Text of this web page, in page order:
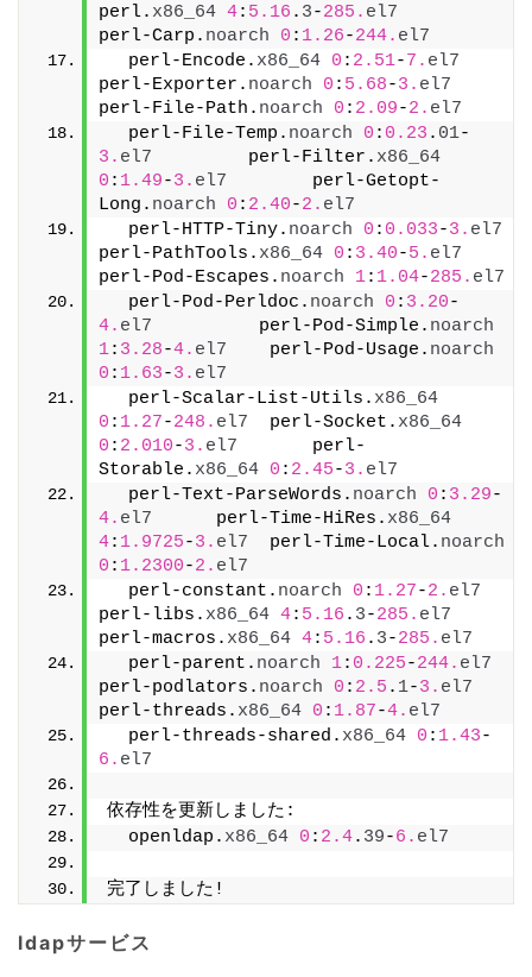
perl. x86_64 4: 5.16 . 3-285. el7
perl-Carp. noarch 0 : 1.26-244. el7
  perl-Encode.
x86_64 0 : 2.51-7. el7
perl-Exporter. noarch 0 : 5.68-3. el7
perl-File-Path. noarch 0 : 2.09-2. el7
  perl-File-Temp.
noarch 0 : 0.23 . 01-
3. el7
         perl-Filter.
x86_64
0 : 1.49-3. el7
        perl-Getopt-
Long. noarch 0 : 2.40-2. el7
  perl-HTTP-Tiny.
noarch 0 : 0.033-3. el7
perl-PathTools. x86_64 0 : 3.40-5. el7
perl-Pod-Escapes. noarch 1: 1.04-285. el7
  perl-Pod-Perldoc.
noarch 0 : 3.20-
4. el7
          perl-Pod-Simple.
noarch
1: 3.28-4. el7
    perl-Pod-Usage.
noarch
0 : 1.63-3. el7
  perl-Scalar-List-Utils.
x86_64
0 : 1.27-248. el7
  perl-Socket.
x86_64
0 : 2.010-3. el7
       perl-
Storable. x86_64 0 : 2.45-3. el7
  perl-Text-ParseWords.
noarch 0 : 3.29-
4. el7
      perl-Time-HiRes.
x86_64
4: 1.9725-3. el7
  perl-Time-Local.
noarch
0 : 1.2300-2. el7
  perl-constant.
noarch 0 : 1.27-2. el7
perl-libs. x86_64 4: 5.16 . 3-285. el7
perl-macros. x86_64 4: 5.16 . 3-285. el7
  perl-parent.
noarch 1: 0.225-244. el7
perl-podlators. noarch 0 : 2.5 . 1-3. el7
perl-threads. x86_64 0 : 1.87-4. el7
  perl-threads-shared.
x86_64 0 : 1.43-
6. el7
依存性を更新しました:
  openldap.
x86_64 0 : 2.4. 39-6. el7
完了しました!
ldapサービス